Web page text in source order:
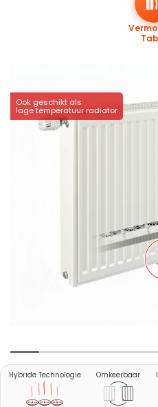
Ook geschikt als
lage temperatuur radiator
Hybride Technologie Omkeerbaar